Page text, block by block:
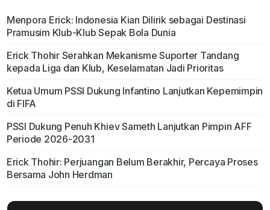
Menpora Erick: Indonesia Kian Dilirik sebagai Destinasi
Pramusim Klub-Klub Sepak Bola Dunia
Erick Thohir Serahkan Mekanisme Suporter Tandang
kepada Liga dan Klub, Keselamatan Jadi Prioritas
Ketua Umum PSSI Dukung Infantino Lanjutkan Kepemimpin
di FIFA
PSSI Dukung Penuh Khiev Sameth Lanjutkan Pimpin AFF
Periode 2026-2031
Erick Thohir: Perjuangan Belum Berakhir, Percaya Proses
Bersama John Herdman